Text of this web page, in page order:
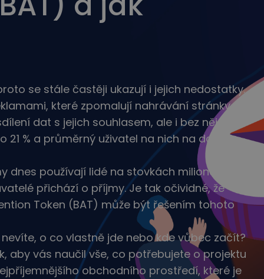
se stále častěji ukazují i jejich nedostatky.
které zpomalují nahrávání stránky a
dat s jejich souhlasem, ale i bez něj.
% a průměrný uživatel na nich na datech
dnes používají lidé na stovkách milionů
přichází o příjmy. Je tak očividné, že
Token (BAT) může být řešením tohoto
o co vlastně jde nebo kde vůbec začít?
aby vás naučil vše, co potřebujete o projektu
obchodního prostředí, které je